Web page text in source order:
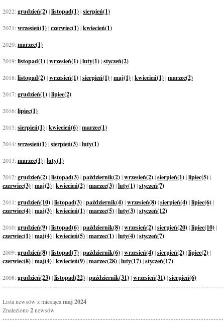
2022:grudzień(2)|listopad(1)|sierpień(1)
2021:wrzesień(1)|czerwiec(1)|kwiecień(1)
2020:marzec(1)
2019:listopad(1)|wrzesień(1)|luty(1)|styczeń(2)
2018:listopad(2)|wrzesień(1)|sierpień(1)|maj(1)|kwiecień(1)|marzec(2)
2017:grudzień(1)|lipiec(2)
2016:lipiec(1)
2015:sierpień(1)|kwiecień(6)|marzec(1)
2014:wrzesień(1)|sierpień(3)|luty(1)
2013:marzec(1)|luty(1)
2012:grudzień(2)|listopad(3)|październik(2)|wrzesień(2)|sierpień(1)|lipiec(5)|
czerwiec(3)|maj(2)|kwiecień(2)|marzec(3)|luty(1)|styczeń(7)
2011:grudzień(10)|listopad(3)|październik(4)|wrzesień(8)|sierpień(4)|lipiec(6)|
czerwiec(4)|maj(3)|kwiecień(1)|marzec(5)|luty(3)|styczeń(12)
2010:grudzień(9)|listopad(6)|październik(8)|wrzesień(2)|sierpień(20)|lipiec(10)|
czerwiec(1)|maj(4)|kwiecień(5)|marzec(1)|luty(4)|styczeń(7)
2009:grudzień(8)|listopad(7)|październik(6)|wrzesień(4)|sierpień(2)|lipiec(2)|
czerwiec(8)|maj(4)|kwiecień(9)|marzec(28)|luty(17)|styczeń(17)
2008:grudzień(23)|listopad(22)|październik(31)|wrzesień(31)|sierpień(6)
Lista newsów z miesiącamaj 2024
Znaleziono2newsów